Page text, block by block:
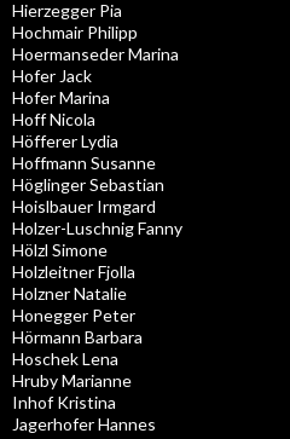
Hierzegger Pia
Hochmair Philipp
Hoermanseder Marina
Hofer Jack
Hofer Marina
Hoff Nicola
Höfferer Lydia
Hoffmann Susanne
Höglinger Sebastian
Hoislbauer Irmgard
Holzer-Luschnig Fanny
Hölzl Simone
Holzleitner Fjolla
Holzner Natalie
Honegger Peter
Hörmann Barbara
Hoschek Lena
Hruby Marianne
Inhof Kristina
Jagerhofer Hannes